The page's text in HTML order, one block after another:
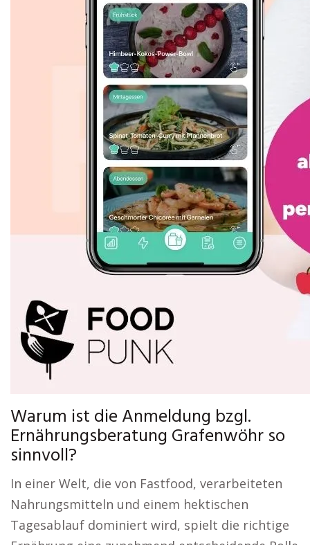
Warum ist die Anmeldung bzgl.
Ernährungsberatung Grafenwöhr so
sinnvoll?
In einer Welt, die von Fastfood, verarbeiteten
Nahrungsmitteln und einem hektischen
Tagesablauf dominiert wird, spielt die richtige